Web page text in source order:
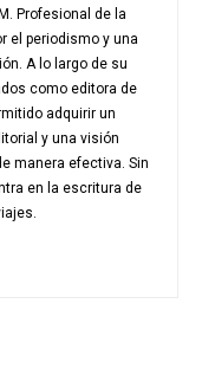
Profesional de la
el periodismo y una
A lo largo de su
como editora de
adquirir un
y una visión
manera efectiva. Sin
en la escritura de